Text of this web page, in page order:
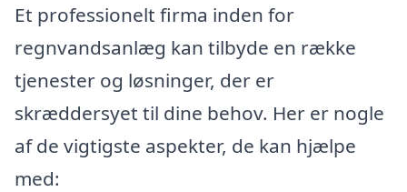
Et professionelt firma inden for
regnvandsanlæg kan tilbyde en række
tjenester og løsninger, der er
skræddersyet til dine behov. Her er nogle
af de vigtigste aspekter, de kan hjælpe
med: